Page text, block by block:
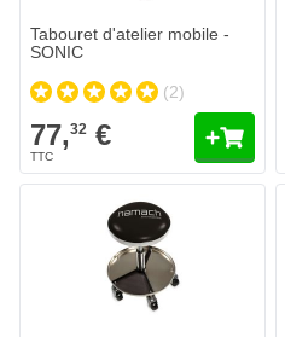
Tabouret d'atelier mobile -
SONIC
(2)
77,32 €